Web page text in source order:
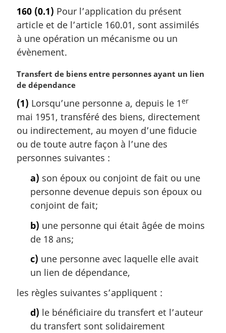
revenu
revenu
t
e
m
a
g
i
a
l
:
160 (0.1) Pour l’application du présent
article et de l’article 160.01, sont assimilés
à une opération un mécanisme ou un
évènement.
N
o
e
m
a
r
i
Transfert de biens entre personnes ayant un lien
de dépendance
(1) Lorsqu’une personne a, depuis le 1er
mai 1951, transféré des biens, directement
ou indirectement, au moyen d’une fiducie
ou de toute autre façon à l’une des
personnes suivantes :
a) son époux ou conjoint de fait ou une
personne devenue depuis son époux ou
conjoint de fait;
b) une personne qui était âgée de moins
de 18 ans;
c) une personne avec laquelle elle avait
un lien de dépendance,
les règles suivantes s’appliquent :
d) le bénéficiaire du transfert et l’auteur
du transfert sont solidairement